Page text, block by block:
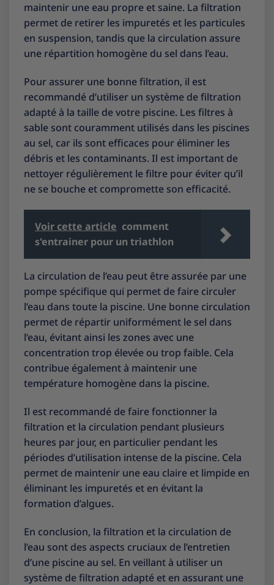
maintenir une eau propre et saine. La filtration
permet de retirer les impuretés et les particules
en suspension, tandis que la circulation assure
une répartition homogène du sel dans l’eau.
Pour assurer une bonne filtration, il est
recommandé d’utiliser un système de filtration
adapté à la taille de votre piscine. Les filtres à
sable sont couramment utilisés dans les piscines
au sel, car ils sont efficaces pour éliminer les
débris et les contaminants. Il est important de
nettoyer régulièrement le filtre pour éviter qu’il
ne se bouche et compromette son efficacité.
Voir cette article comment
s'entrainer pour un triathlon
La circulation de l’eau peut être assurée par une
pompe spécifique qui permet de faire circuler
l’eau dans toute la piscine. Une bonne circulation
permet de répartir uniformément le sel dans
l’eau, évitant ainsi les zones avec une
concentration trop élevée ou trop faible. Cela
contribue également à maintenir une
température homogène dans la piscine.
Il est recommandé de faire fonctionner la
filtration et la circulation pendant plusieurs
heures par jour, en particulier pendant les
périodes d’utilisation intense de la piscine. Cela
permet de maintenir une eau claire et limpide en
éliminant les impuretés et en évitant la
formation d’algues.
En conclusion, la filtration et la circulation de
l’eau sont des aspects cruciaux de l’entretien
d’une piscine au sel. En veillant à utiliser un
système de filtration adapté et en assurant une